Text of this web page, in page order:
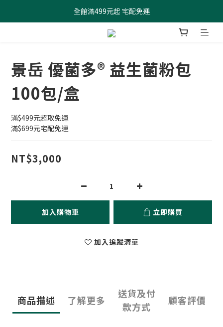
全館滿499元起 宅配免運
全館滿499元起 宅配免運
加入會員 $100元購物金現領現折
景岳 優菌多® 益生菌粉包
100包/盒
滿$499元超取免運
滿$699元宅配免運
NT$3,000
加入購物車 立即購買
加入追蹤清單
商品描述 了解更多
送貨及付
款方式
顧客評價